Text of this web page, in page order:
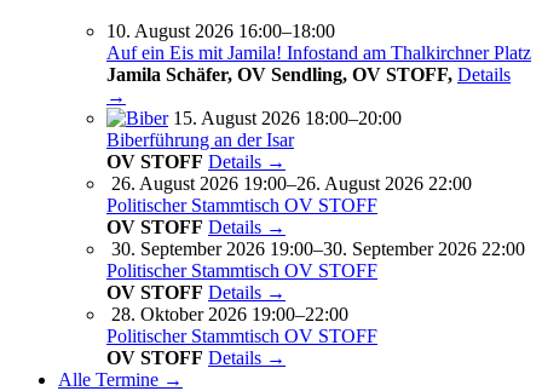
10. August 2026 16:00–18:00
Auf ein Eis mit Jamila! Infostand am Thalkirchner Platz
Jamila Schäfer, OV Sendling, OV STOFF, Details
→
15. August 2026 18:00–20:00
Biberführung an der Isar
OV STOFF Details →
26. August 2026 19:00–26. August 2026 22:00
Politischer Stammtisch OV STOFF
OV STOFF Details →
30. September 2026 19:00–30. September 2026 22:00
Politischer Stammtisch OV STOFF
OV STOFF Details →
28. Oktober 2026 19:00–22:00
Politischer Stammtisch OV STOFF
OV STOFF Details →
Alle Termine →